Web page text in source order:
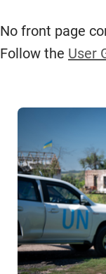
No front page
Follow the User